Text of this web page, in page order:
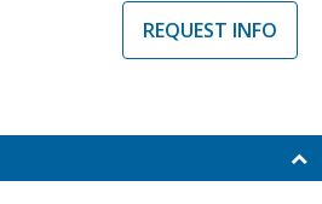
REQUEST INFO